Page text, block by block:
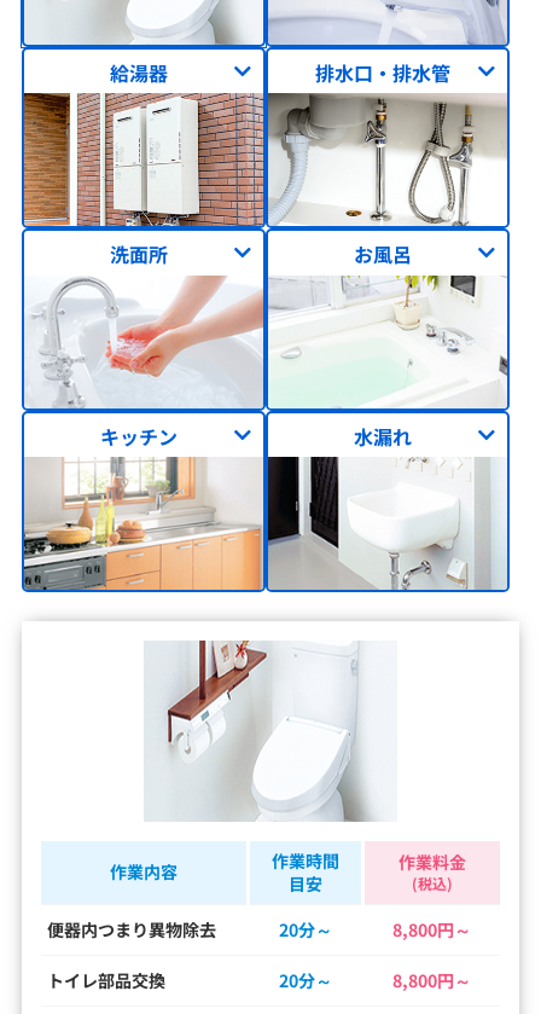
給湯器 排水口・排水管
洗面所 お風呂
キッチン 水漏れ
作業内容
作業時間
目安
作業料金
(税込)
便器内つまり異物除去 20分～ 8,800円～
トイレ部品交換 20分～ 8,800円～